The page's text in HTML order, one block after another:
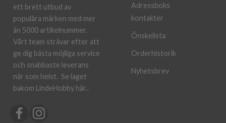
ett brett utbud av
populära märken med mer
än 5000 artikelnummer.
Vårt team strävar efter att
ge dig bästa möjliga service
och snabbaste leverans
när som helst. Se laget
bakom LindeHobby här..
Adressboks
kontakter
Önskelista
Orderhistorik
Nyhetsbrev